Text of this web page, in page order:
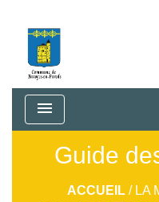
menu
Guide
ACCUEIL / LA